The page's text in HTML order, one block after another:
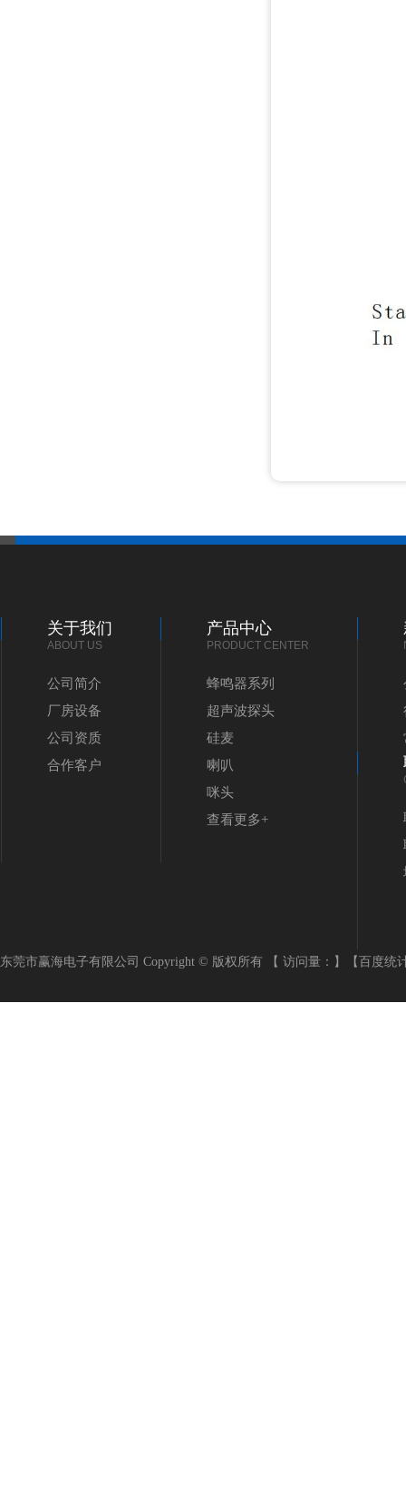
关于我们
ABOUT US
公司简介
厂房设备
公司资质
合作客户
产品中心
PRODUCT CENTER
蜂鸣器系列
超声波探头
硅麦
喇叭
咪头
查看更多+
东莞市赢海电子有限公司 Copyright © 版权所有 【 访问量： 】 【百度统